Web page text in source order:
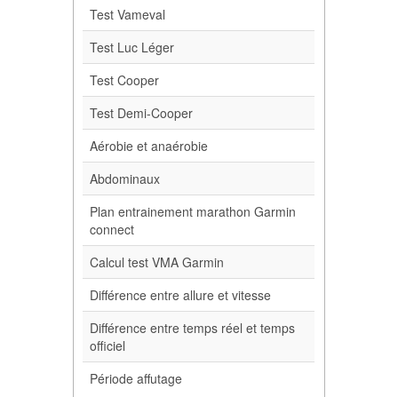
Test Vameval
Test Luc Léger
Test Cooper
Test Demi-Cooper
Aérobie et anaérobie
Abdominaux
Plan entrainement marathon Garmin
connect
Calcul test VMA Garmin
Différence entre allure et vitesse
Différence entre temps réel et temps
officiel
Période affutage